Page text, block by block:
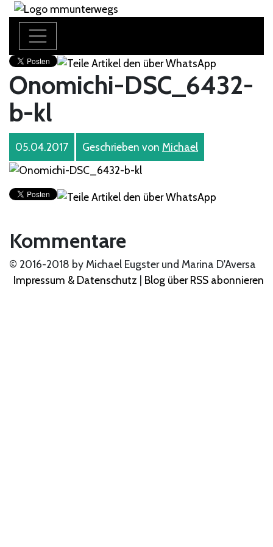
Onomichi-DSC_6432-
b-kl
05.04.2017 Geschrieben von Michael
Kommentare
© 2016-2018 by Michael Eugster und Marina D'Aversa
Impressum & Datenschutz | Blog über RSS abonnieren